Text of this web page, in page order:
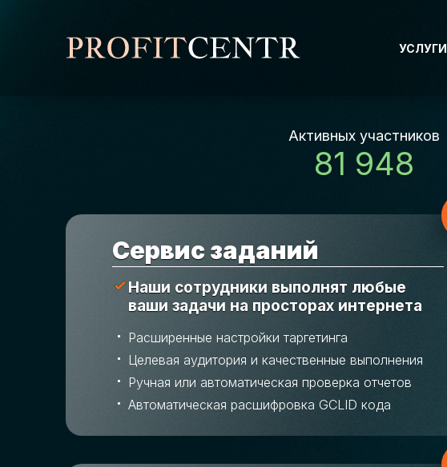
УСЛУГИ
Активных участников
81 948
Cервис заданий
Наши сотрудники выполнят любые
ваши задачи на просторах интернета
Расширенные настройки таргетинга
Целевая аудитория и качественные выполнения
Ручная или автоматическая проверка отчетов
Автоматическая расшифровка GCLID кода